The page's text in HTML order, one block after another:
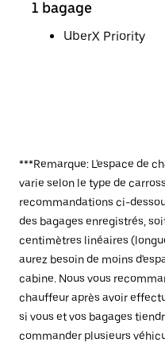
1 bagage
UberX Priority
***Remarque: L'espace de
varie selon le type de
recommandations ci-
des bagages enregistrés,
centimètres linéaires
aurez besoin de moins
cabine. Nous vous
chauffeur après avoir
si vous et vos bagages
commander plusieurs